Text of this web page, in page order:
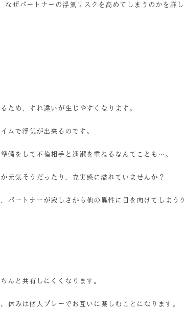
ぜパートナーの浮気リスクを高めてしまうのかを詳
ため、すれ違いが生じやすくなります。
ムで浮気が出来るのです。
備をして不倫相手と逢瀬を重ねるなんてことも…。
元気そうだったり、充実感に溢れていませんか？
パートナーが寂しさから他の異性に目を向けてしまう
んと共有しにくくなります。
休みは個人プレーでお互いに楽しむことになります。